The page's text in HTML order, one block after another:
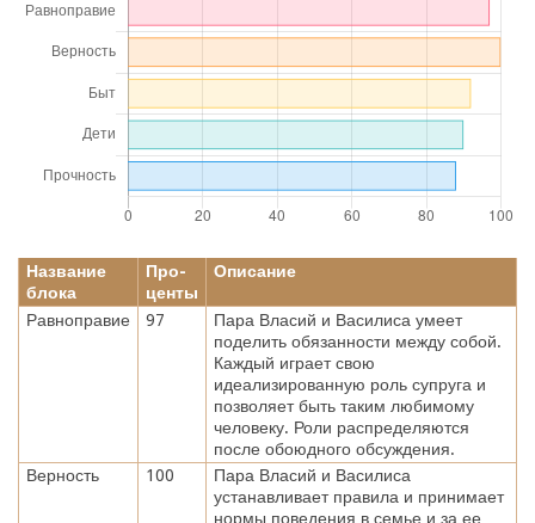
Название
блока
Про-
центы
Описание
Равноправие 97
Пара Власий и Василиса умеет
поделить обязанности между собой.
Каждый играет свою
идеализированную роль супруга и
позволяет быть таким любимому
человеку. Роли распределяются
после обоюдного обсуждения.
Верность
100
Пара Власий и Василиса
устанавливает правила и принимает
нормы поведения в семье и за ее